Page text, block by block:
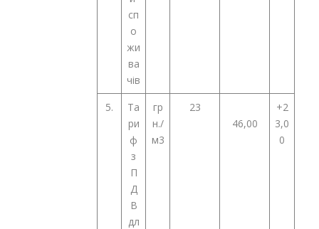
сп
о
жи
ва
чів
5.
Та
ри
ф
з
П
Д
В
дл
гр
н./
м3
23
46,00
+2
3,0
0